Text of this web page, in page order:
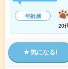
年齢層
20
気になる!